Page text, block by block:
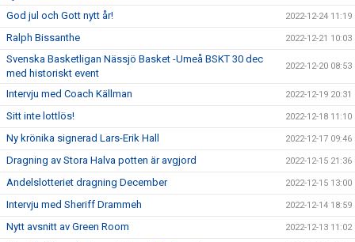
God jul och Gott nytt år! 2022-12-24 11:19
Ralph Bissanthe 2022-12-21 10:03
Svenska Basketligan Nässjö Basket -Umeå BSKT 30 dec
med historiskt event
2022-12-20 08:53
Intervju med Coach Källman 2022-12-19 20:31
Sitt inte lottlös! 2022-12-18 11:10
Ny krönika signerad Lars-Erik Hall 2022-12-17 09:46
Dragning av Stora Halva potten är avgjord 2022-12-15 21:36
Andelslotteriet dragning December 2022-12-15 13:00
Intervju med Sheriff Drammeh 2022-12-14 18:59
Nytt avsnitt av Green Room 2022-12-13 11:02